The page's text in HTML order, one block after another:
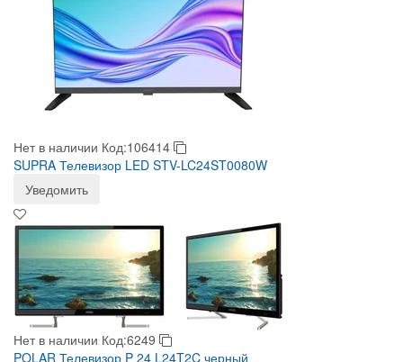
Нет в наличии Код:106414
SUPRA Телевизор LED STV-LC24ST0080W
Уведомить
Нет в наличии Код:6249
POLAR Телевизор P 24 L24T2C черный